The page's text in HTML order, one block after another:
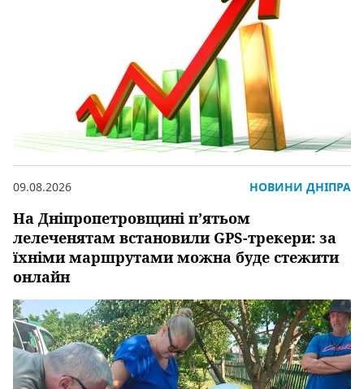
На Дніпропетровщині п’ятьом
лелеченятам встановили GPS-трекери: за
їхніми маршрутами можна буде стежити
онлайн
09.08.2026 НОВИНИ ДНІПРА